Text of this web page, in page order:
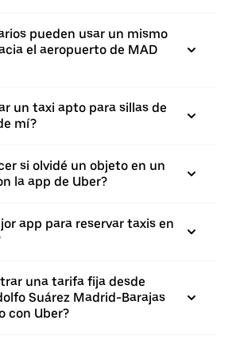
pueden usar un mismo
el aeropuerto de MAD
un taxi apto para sillas de
mí?
si olvidé un objeto en un
la app de Uber?
app para reservar taxis en
una tarifa fija desde
Suárez Madrid-Barajas
con Uber?